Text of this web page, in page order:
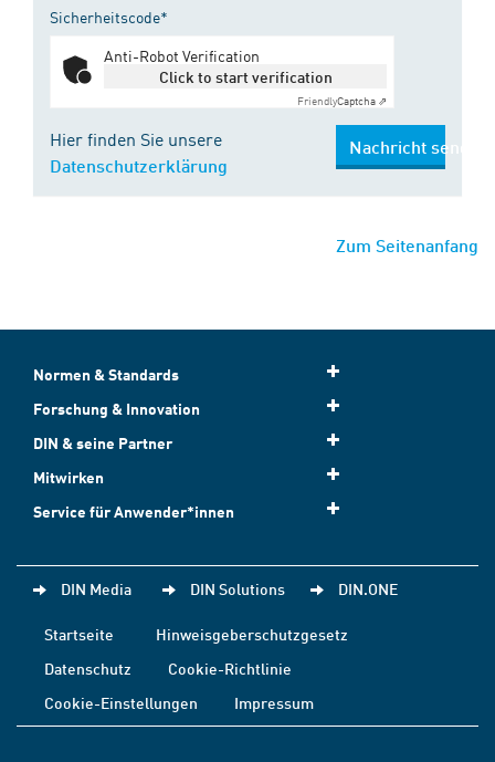
Sicherheitscode*
Anti-Robot Verification
Click to start verification
FriendlyCaptcha ⇗
Hier finden Sie unsere
Datenschutzerklärung
Nachricht senden
Zum Seitenanfang
Normen & Standards
Forschung & Innovation
DIN & seine Partner
Mitwirken
Service für Anwender*innen
DIN Media DIN Solutions DIN.ONE
Startseite
Hinweisgeberschutzgesetz
Datenschutz
Cookie-Richtlinie
Cookie-Einstellungen
Impressum